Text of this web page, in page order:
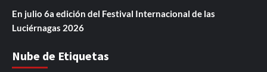
En julio 6a edición del Festival Internacional de las
Luciérnagas 2026
Nube de Etiquetas